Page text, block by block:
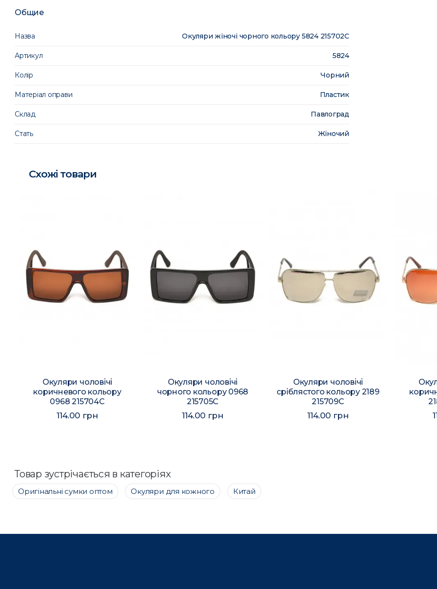
Общие
Назва Окуляри жіночі чорного кольору 5824 215702C
Артикул 5824
Колір Чорний
Матеріал оправи Пластик
Склад Павлоград
Стать Жіночий
Схожі товари
Окуляри чоловічі
коричневого кольору
0968 215704C
114.00 грн
Окуляри чоловічі
чорного кольору 0968
215705C
114.00 грн
Окуляри чоловічі
сріблястого кольору 2189
215709C
114.00 грн
Товар зустрічається в категоріях
Оригінальні сумки оптом Окуляри для кожного Китай